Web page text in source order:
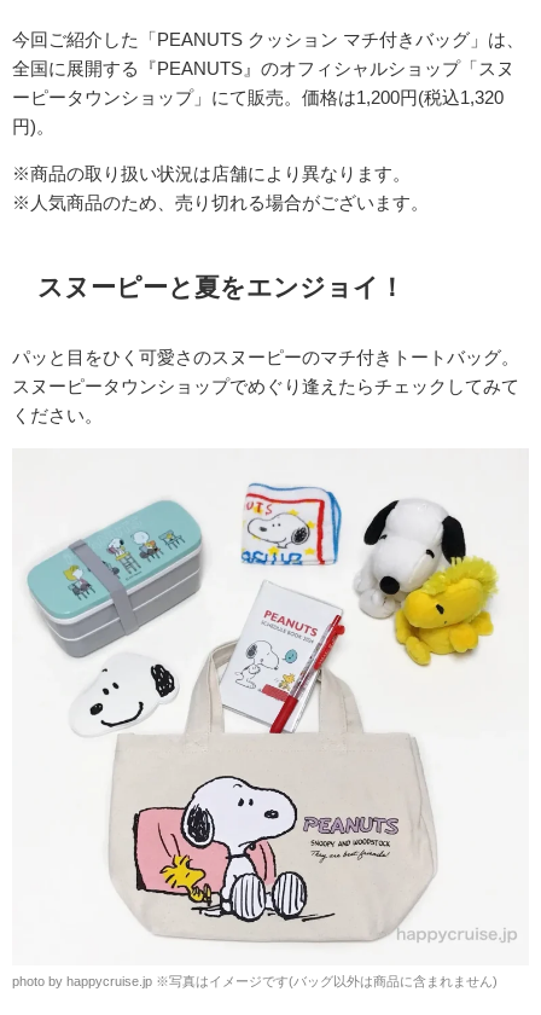
今回ご紹介した「PEANUTS クッション マチ付きバッグ」は、
全国に展開する『PEANUTS』のオフィシャルショップ「スヌ
ーピータウンショップ」にて販売。価格は1,200円(税込1,320
円)。
※商品の取り扱い状況は店舗により異なります。
※人気商品のため、売り切れる場合がございます。
スヌーピーと夏をエンジョイ！
パッと目をひく可愛さのスヌーピーのマチ付きトートバッグ。
スヌーピータウンショップでめぐり逢えたらチェックしてみて
ください。
photo by happycruise.jp ※写真はイメージです(バッグ以外は商品に含まれません)